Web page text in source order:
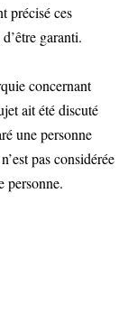
précisé ces
garanti.
concernant
ait été discuté
une personne
pas considérée
personne.